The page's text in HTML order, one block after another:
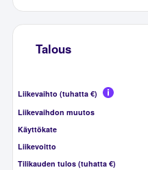
Talous
Liikevaihto (tuhatta €)
Liikevaihdon muutos
Käyttökate
Liikevoitto
Tilikauden tulos (tuhatta €)